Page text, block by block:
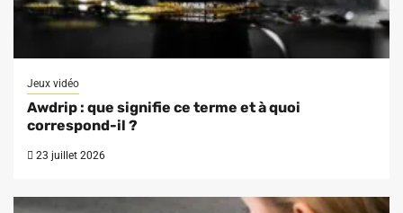
Jeux vidéo
Awdrip : que signifie ce terme et à quoi
correspond-il ?
23 juillet 2026